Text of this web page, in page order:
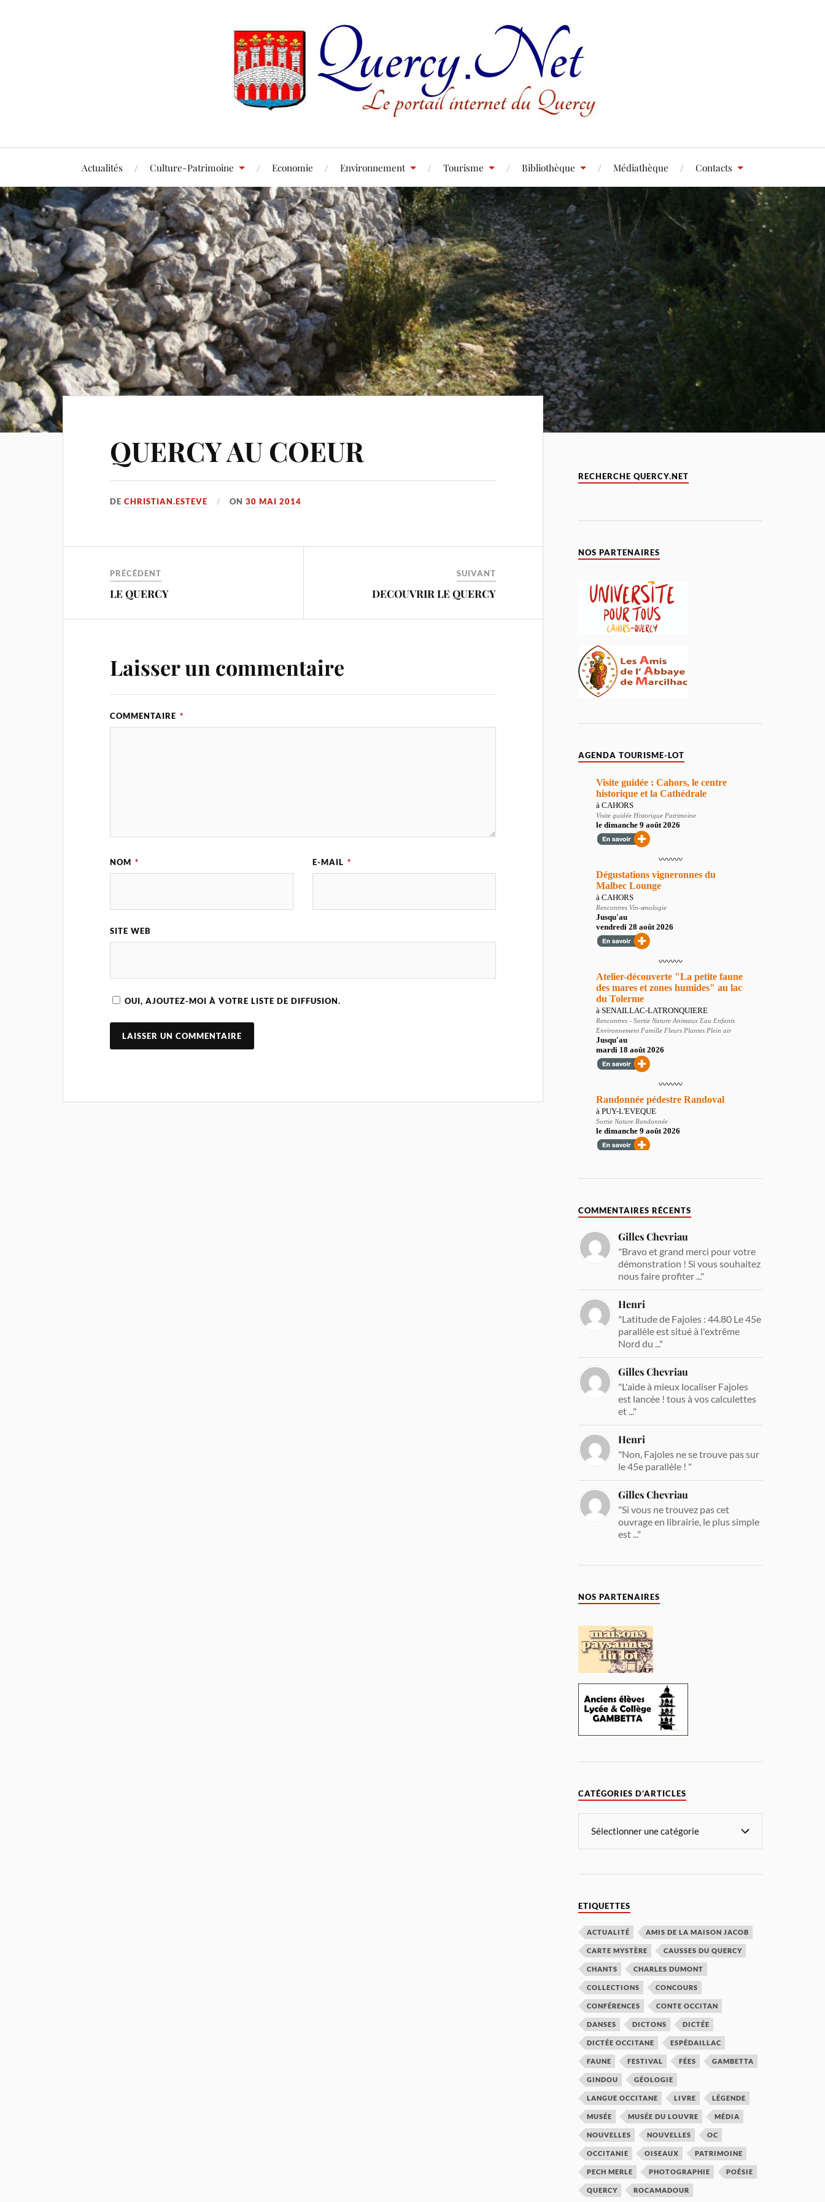
Actualités Culture-Patrimoine Economie Environnement Tourisme Bibliothèque Médiathèque Contacts
QUERCY AU COEUR
DECHRISTIAN.ESTEVE ON30 MAI 2014
PRÉCÉDENT
LE QUERCY
SUIVANT
DECOUVRIR LE QUERCY
Laisser un commentaire
COMMENTAIRE *
NOM * E-MAIL *
SITE WEB
OUI, AJOUTEZ-MOI À VOTRE LISTE DE DIFFUSION.
RECHERCHE QUERCY.NET
NOS PARTENAIRES
AGENDA TOURISME-LOT
COMMENTAIRES RÉCENTS
Gilles Chevriau
"Bravo et grand merci pour votre
démonstration ! Si vous souhaitez
nous faire profiter ..."
Henri
"Latitude de Fajoles : 44.80 Le 45e
parallèle est situé à l'extrême
Nord du ..."
Gilles Chevriau
"L'aide à mieux localiser Fajoles
est lancée ! tous à vos calculettes
et ..."
Henri
"Non, Fajoles ne se trouve pas sur
le 45e parallèle ! "
Gilles Chevriau
"Si vous ne trouvez pas cet
ouvrage en librairie, le plus simple
est ..."
NOS PARTENAIRES
CATÉGORIES D’ARTICLES
ETIQUETTES
ACTUALITÉ AMIS DE LA MAISON JACOB
CARTE MYSTÈRE CAUSSES DU QUERCY
CHANTS CHARLES DUMONT
COLLECTIONS CONCOURS
CONFÉRENCES CONTE OCCITAN
DANSES DICTONS DICTÉE
DICTÉE OCCITANE ESPÉDAILLAC
FAUNE FESTIVAL FÉES GAMBETTA
GINDOU GÉOLOGIE
LANGUE OCCITANE LIVRE LÉGENDE
MUSÉE MUSÉE DU LOUVRE MÉDIA
NOUVELLES NOUVELLES OC
OCCITANIE OISEAUX PATRIMOINE
PECH MERLE PHOTOGRAPHIE POÉSIE
QUERCY ROCAMADOUR